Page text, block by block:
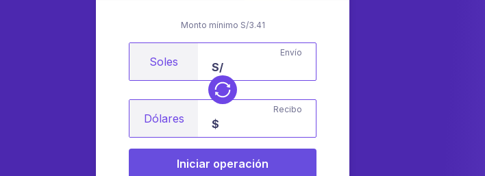
Monto mínimo S/3.41
Soles
Envío
S/
Dólares
Recibo
$
Iniciar operación